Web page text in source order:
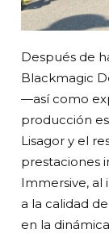
Después de
Blackmagic
—así como
producción
Lisagor y el
prestaciones
Immersive, al
a la calidad
en la